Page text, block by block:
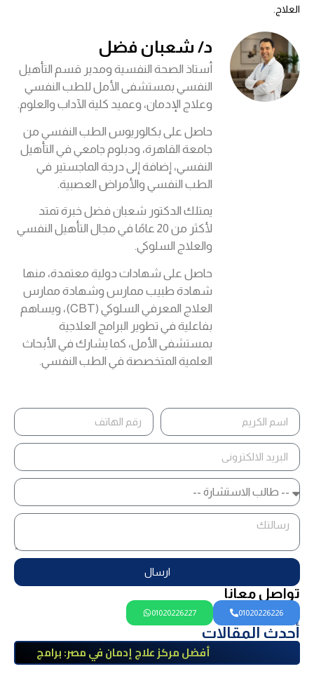
العلاج.
د/ شعبان فضل
أستاذ الصحة النفسية ومدير قسم التأهيل
النفسي بمستشفى الأمل للطب النفسي
وعلاج الإدمان، وعميد كلية الآداب والعلوم.
حاصل على بكالوريوس الطب النفسي من
جامعة القاهرة، ودبلوم جامعي في التأهيل
النفسي، إضافة إلى درجة الماجستير في
الطب النفسي والأمراض العصبية.
يمتلك الدكتور شعبان فضل خبرة تمتد
لأكثر من 20 عامًا في مجال التأهيل النفسي
والعلاج السلوكي.
حاصل على شهادات دولية معتمدة، منها
شهادة طبيب ممارس وشهادة ممارس
العلاج المعرفي السلوكي (CBT)، ويساهم
بفاعلية في تطوير البرامج العلاجية
بمستشفى الأمل، كما يشارك في الأبحاث
العلمية المتخصصة في الطب النفسي.
ارسال
تواصل معانا
01020226226
01020226227
أحدث المقالات
أفضل مركز علاج إدمان في مصر: برامج